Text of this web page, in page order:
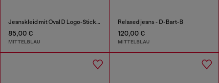
Jeanskleid mit Oval D Logo-Stickerei
85,00 €
MITTELBLAU
Relaxed jeans - D-Bart-B
120,00 €
MITTELBLAU